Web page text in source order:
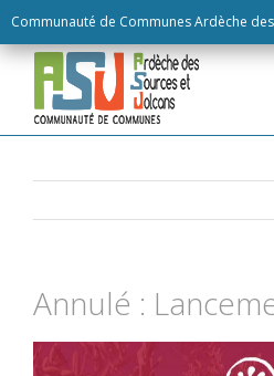
Communauté de Communes Ardèche
to
content
Annulé :